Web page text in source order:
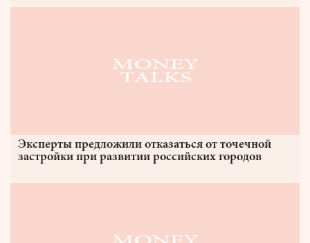
Эксперты предложили отказаться от точечной
застройки при развитии российских городов